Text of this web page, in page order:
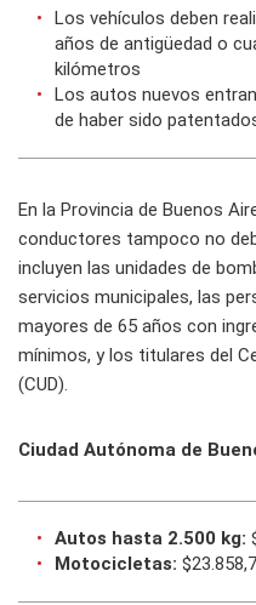
Los vehículos deben
años de antigüedad o
kilómetros
Los autos nuevos
de haber sido
En la Provincia de Buenos
conductores tampoco no
incluyen las unidades de
servicios municipales, las
mayores de 65 años con
mínimos, y los titulares del
(CUD).
Ciudad Autónoma de
Autos hasta 2.500 kg:
Motocicletas: